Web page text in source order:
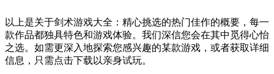
以上是关于剑术游戏大全：精心挑选的热门佳作的概要，每一
款作品都独具特色和游戏体验。我们深信您会在其中觅得心怡
之选。如需更深入地探索您感兴趣的某款游戏，或者获取详细
信息，只需点击下载以亲身试玩。